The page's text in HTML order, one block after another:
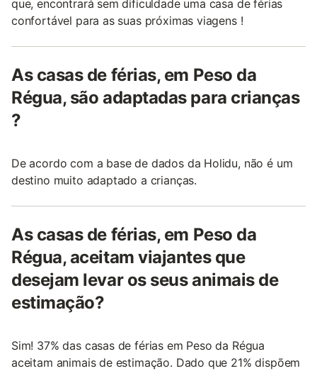
que, encontrará sem dificuldade uma casa de férias
confortável para as suas próximas viagens !
As casas de férias, em Peso da
Régua, são adaptadas para crianças
?
De acordo com a base de dados da Holidu, não é um
destino muito adaptado a crianças.
As casas de férias, em Peso da
Régua, aceitam viajantes que
desejam levar os seus animais de
estimação?
Sim! 37% das casas de férias em Peso da Régua
aceitam animais de estimação. Dado que 21% dispõem